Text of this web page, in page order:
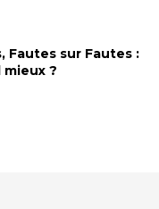
Fautes sur Fautes :
?